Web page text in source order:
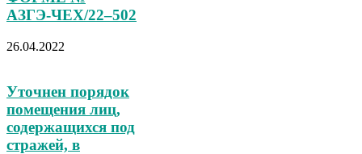
АЗГЭ‑ЧЕХ/22–502
26.04.2022
Уточнен порядок
помещения лиц,
содержащихся под
стражей, в